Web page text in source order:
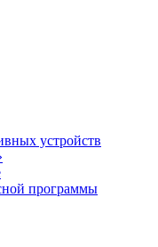
устройств
программы